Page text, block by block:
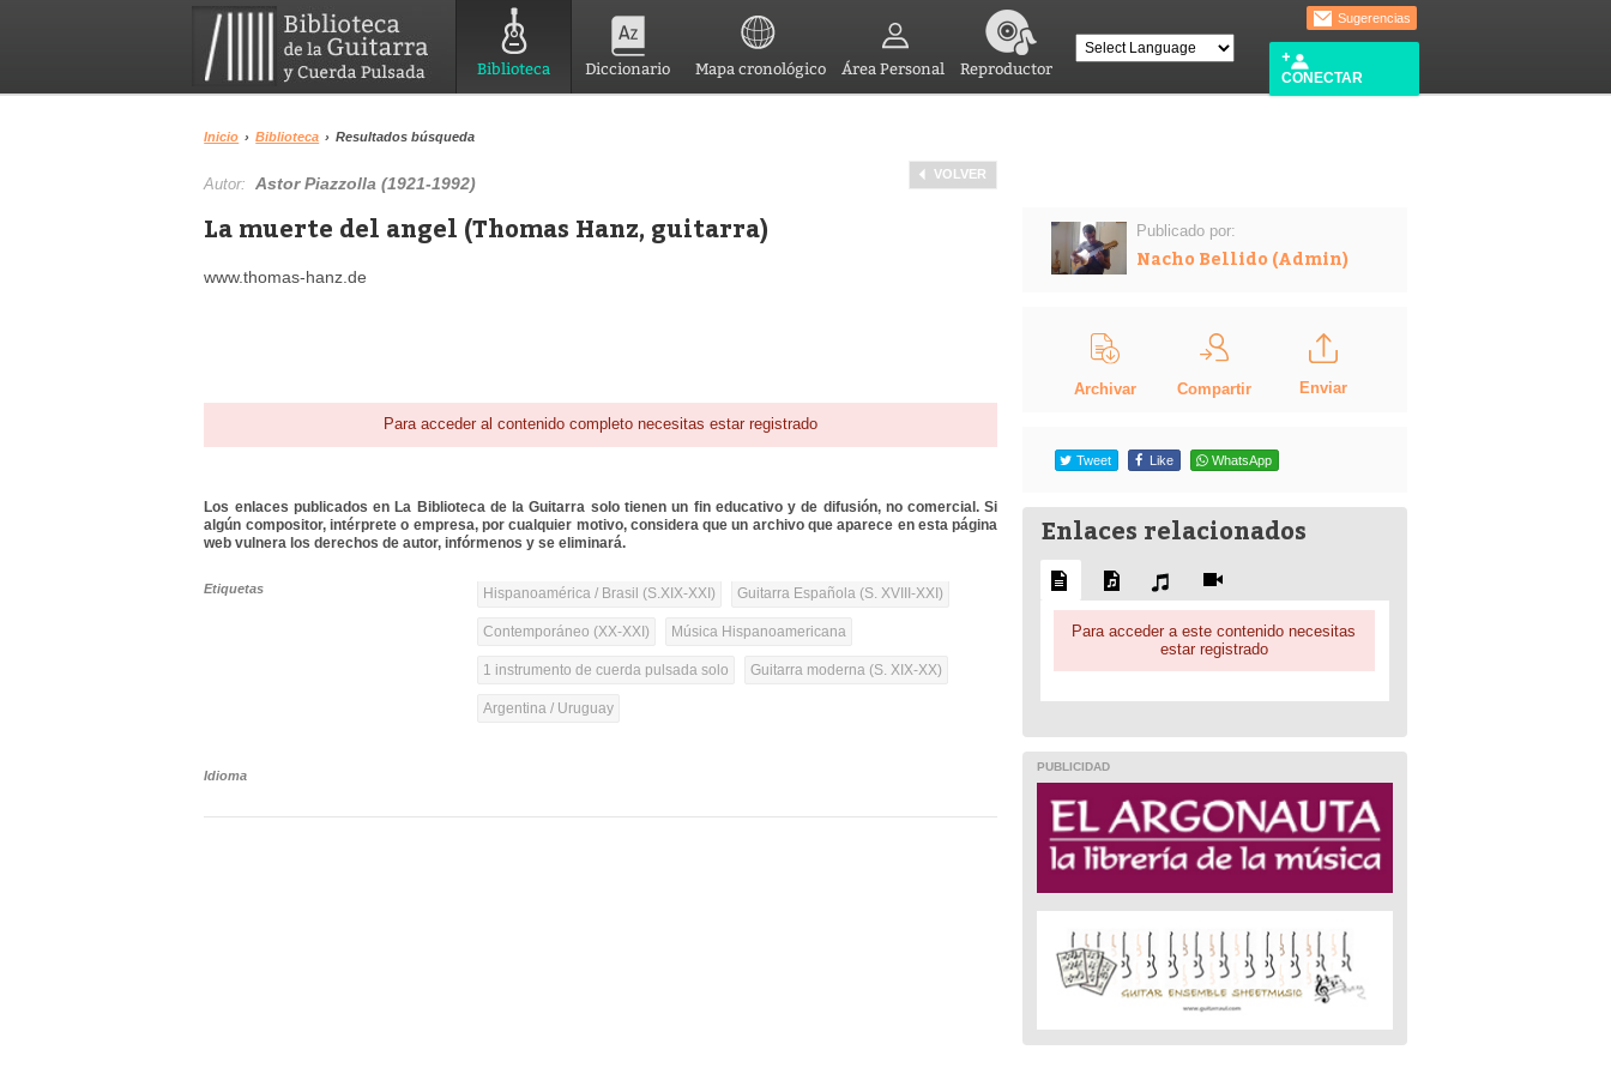
Biblioteca Diccionario Mapa cronológico Área Personal Reproductor
Sugerencias
CONECTAR
Inicio › Biblioteca › Resultados búsqueda
VOLVER
Autor:Astor Piazzolla (1921-1992)
La muerte del angel (Thomas Hanz, guitarra)
www.thomas-hanz.de
Para acceder al contenido completo necesitas estar registrado
Los enlaces publicados en La Biblioteca de la Guitarra solo tienen un fin educativo y de difusión, no comercial. Si
algún compositor, intérprete o empresa, por cualquier motivo, considera que un archivo que aparece en esta página
web vulnera los derechos de autor, infórmenos y se eliminará.
Etiquetas Hispanoamérica / Brasil (S.XIX-XXI) Guitarra Española (S. XVIII-XXI)
Contemporáneo (XX-XXI) Música Hispanoamericana
1 instrumento de cuerda pulsada solo Guitarra moderna (S. XIX-XX)
Argentina / Uruguay
Idioma
Publicado por:
Nacho Bellido (Admin)
Archivar Compartir Enviar
Tweet Like WhatsApp
Enlaces relacionados
Para acceder a este contenido necesitas
estar registrado
PUBLICIDAD